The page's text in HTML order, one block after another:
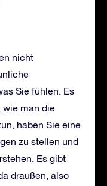
nicht
Sie fühlen. Es
wie man die
haben Sie eine
zu stellen und
Es gibt
draußen, also